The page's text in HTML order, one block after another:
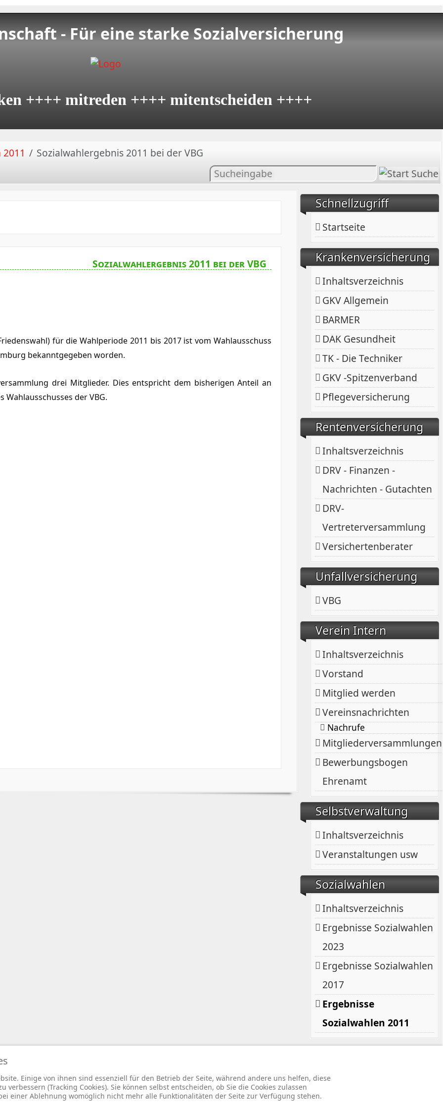
- Für eine starke Sozialversicherung
++++ mitreden ++++ mitentscheiden ++++
Sozialwahlergebnis 2011 bei der VBG
Inhalt
suchen
Schnellzugriff
Startseite
Krankenversicherung
Inhaltsverzeichnis
GKV Allgemein
BARMER
DAK Gesundheit
TK - Die Techniker
GKV -Spitzenverband
Pflegeversicherung
Rentenversicherung
Inhaltsverzeichnis
DRV - Finanzen -
Nachrichten - Gutachten
DRV-
Vertreterversammlung
Versichertenberater
Unfallversicherung
VBG
Verein Intern
Inhaltsverzeichnis
Vorstand
Mitglied werden
Vereinsnachrichten
Nachrufe
Mitgliederversammlungen
Bewerbungsbogen
Ehrenamt
Selbstverwaltung
Inhaltsverzeichnis
Veranstaltungen usw
Sozialwahlen
Inhaltsverzeichnis
Ergebnisse Sozialwahlen
2023
Ergebnisse Sozialwahlen
2017
Ergebnisse
Sozialwahlen 2011
Sozialwahlergebnis 2011 bei der VBG
für die Wahlperiode 2011 bis 2017 ist vom Wahlausschuss
bekanntgegeben worden.
drei Mitglieder. Dies entspricht dem bisherigen Anteil an
der VBG.
Einige von ihnen sind essenziell für den Betrieb der Seite, während andere uns helfen, diese
(Tracking Cookies). Sie können selbst entscheiden, ob Sie die Cookies zulassen
einer Ablehnung womöglich nicht mehr alle Funktionalitäten der Seite zur Verfügung stehen.